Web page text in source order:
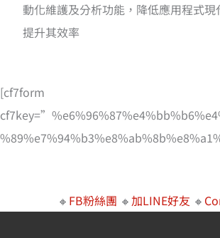
動化維護及分析功能，降低應用程式現
提升其效率
[cf7form
🔸 FB粉絲團 🔸加LINE好友 🔸